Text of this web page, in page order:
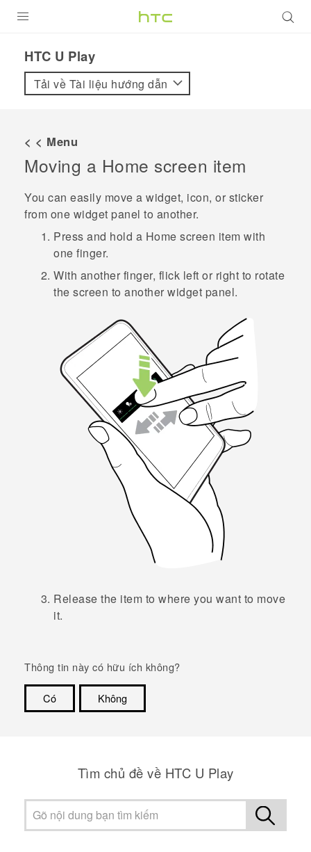
VIVE
VIVERSE
ỨNG DỤNG
HỖ TRỢ
HTC U Play‎
Tải về Tài liệu hướng dẫn
< < Menu
Moving a Home screen item
You can easily move a widget, icon, or sticker
from one widget panel to another.
Press and hold a Home screen item with
one finger.
With another finger, flick left or right to rotate
the screen to another widget panel.
Release the item to where you want to move
it.
Thông tin này có hữu ích không?
Có
Không
Tìm chủ đề về HTC U Play